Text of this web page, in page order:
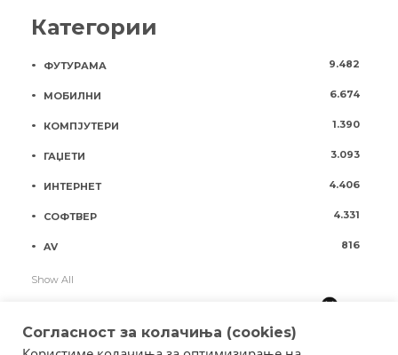
Категории
ФУТУРАМА 9.482
МОБИЛНИ 6.674
КОМПЈУТЕРИ 1.390
ГАЏЕТИ 3.093
ИНТЕРНЕТ 4.406
СОФТВЕР 4.331
AV 816
Show All
Согласност за колачиња (cookies)